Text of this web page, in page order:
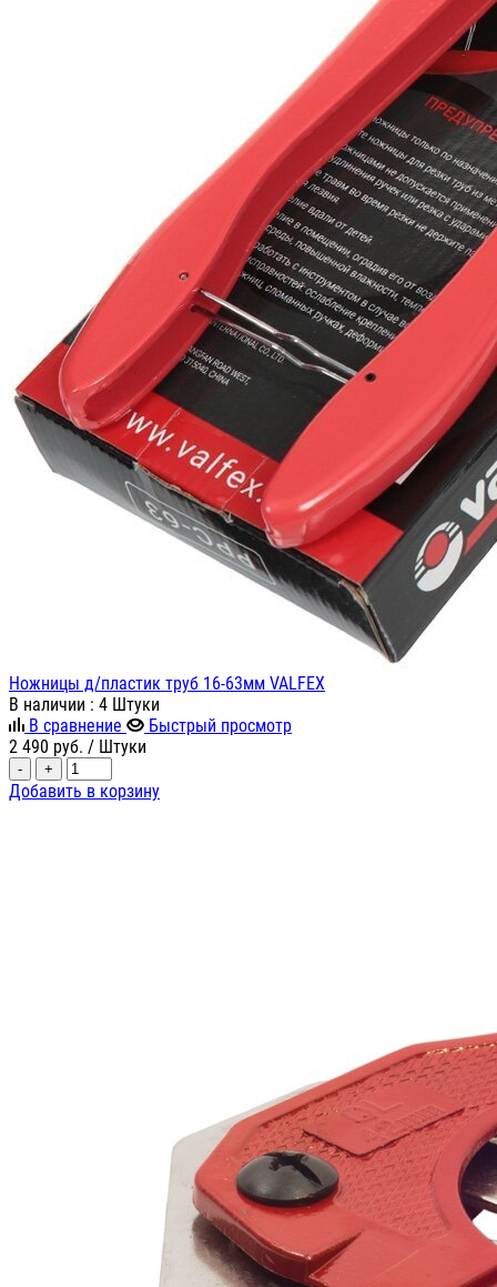
Ножницы д/пластик труб 16-63мм VALFEX
В наличии : 4 Штуки
В сравнение
Быстрый просмотр
2 490 руб. / Штуки
- +
Добавить в корзину